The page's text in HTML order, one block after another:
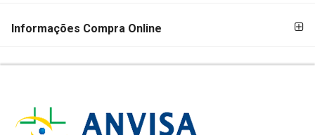
CREDIBILIDADE
Informações Compra Online